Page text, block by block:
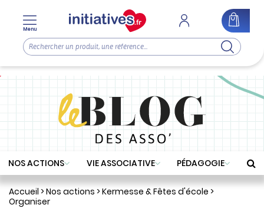
NOS ACTIONS VIE ASSOCIATIVE PÉDAGOGIE
Accueil >Nos actions >Kermesse & Fêtes d'école >
Organiser
Menu